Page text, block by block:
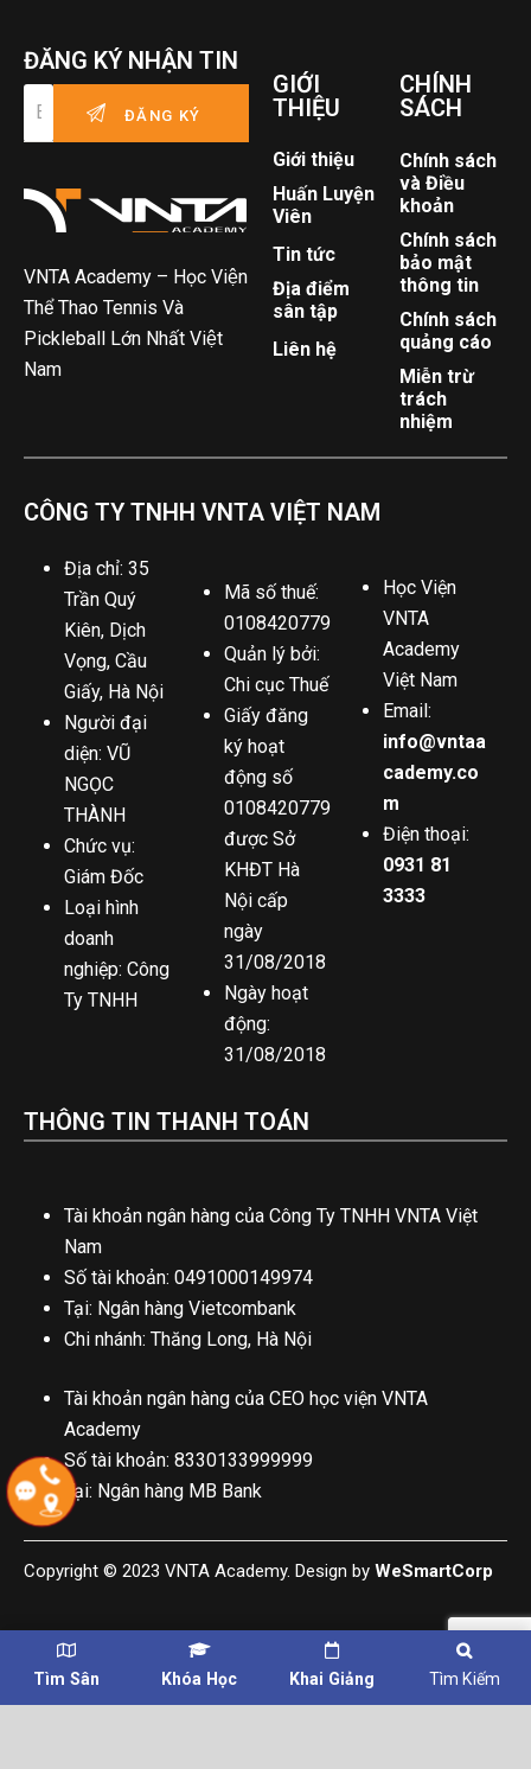
ĐĂNG KÝ NHẬN TIN
VNTA Academy – Học Viện
Thể Thao Tennis Và
Pickleball Lớn Nhất Việt
Nam
GIỚI
THIỆU
Giới thiệu
Huấn Luyện
Viên
Tin tức
Địa điểm
sân tập
Liên hệ
CHÍNH
SÁCH
Chính sách
và Điều
khoản
Chính sách
bảo mật
thông tin
Chính sách
quảng cáo
Miễn trừ
trách
nhiệm
CÔNG TY TNHH VNTA VIỆT NAM
Địa chỉ: 35
Trần Quý
Kiên, Dịch
Vọng, Cầu
Giấy, Hà Nội
Người đại
diện: VŨ
NGỌC
THÀNH
Chức vụ:
Giám Đốc
Loại hình
doanh
nghiệp: Công
Ty TNHH
Mã số thuế:
0108420779
Quản lý bởi:
Chi cục Thuế
Giấy đăng
ký hoạt
động số
0108420779
được Sở
KHĐT Hà
Nội cấp
ngày
31/08/2018
Ngày hoạt
động:
31/08/2018
Học Viện
VNTA
Academy
Việt Nam
Email:
info@vntaa
cademy.co
m
Điện thoại:
0931 81
3333
THÔNG TIN THANH TOÁN
Tài khoản ngân hàng của Công Ty TNHH VNTA Việt
Nam
Số tài khoản: 0491000149974
Tại: Ngân hàng Vietcombank
Chi nhánh: Thăng Long, Hà Nội
Tài khoản ngân hàng của CEO học viện VNTA
Academy
Số tài khoản: 8330133999999
Tại: Ngân hàng MB Bank
Copyright © 2023 VNTA Academy. Design by WeSmartCorp
Tìm Sân Khóa Học Khai Giảng Tìm Kiếm